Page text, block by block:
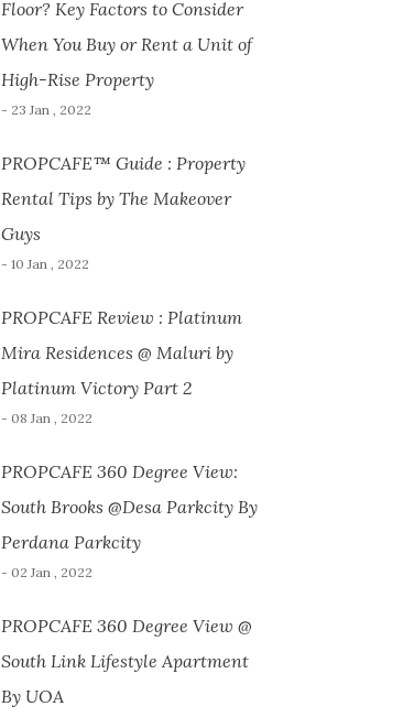
Floor? Key Factors to Consider
When You Buy or Rent a Unit of
High-Rise Property
- 23 Jan , 2022
PROPCAFE™ Guide : Property
Rental Tips by The Makeover
Guys
- 10 Jan , 2022
PROPCAFE Review : Platinum
Mira Residences @ Maluri by
Platinum Victory Part 2
- 08 Jan , 2022
PROPCAFE 360 Degree View:
South Brooks @Desa Parkcity By
Perdana Parkcity
- 02 Jan , 2022
PROPCAFE 360 Degree View @
South Link Lifestyle Apartment
By UOA